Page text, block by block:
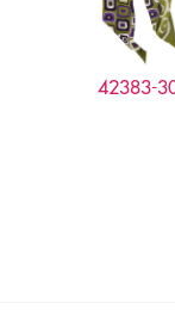
42383-